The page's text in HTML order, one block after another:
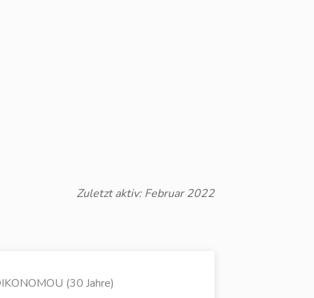
Zuletzt aktiv: Februar 2022
(30 Jahre)